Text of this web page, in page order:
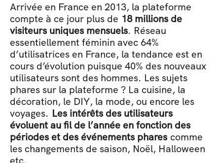
Arrivée en France en 2013, la plateforme
compte à ce jour plus de 18 millions de
visiteurs uniques mensuels. Réseau
essentiellement féminin avec 64%
d’utilisatrices en France, la tendance est en
cours d’évolution puisque 40% des nouveaux
utilisateurs sont des hommes. Les sujets
phares sur la plateforme ? La cuisine, la
décoration, le DIY, la mode, ou encore les
voyages. Les intérêts des utilisateurs
évoluent au fil de l’année en fonction des
périodes et des événements phares comme
les changements de saison, Noël, Halloween